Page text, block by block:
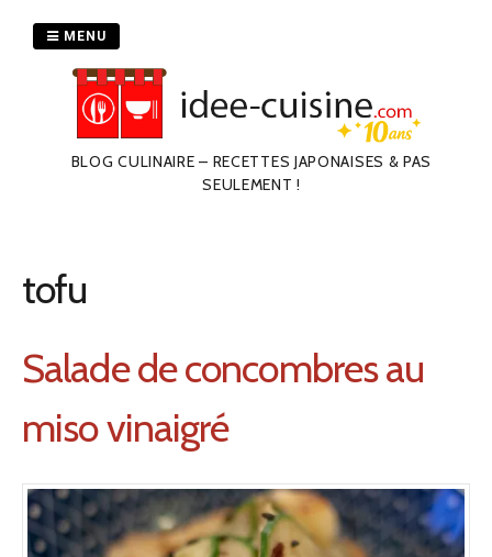
BLOG CULINAIRE – RECETTES JAPONAISES & PAS
SEULEMENT !
MENU
tofu
Salade de concombres au
miso vinaigré